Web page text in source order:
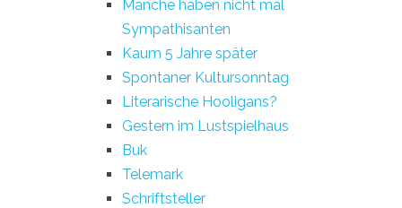
Manche haben nicht mal
Sympathisanten
Kaum 5 Jahre später
Spontaner Kultursonntag
Literarische Hooligans?
Gestern im Lustspielhaus
Buk
Telemark
Schriftsteller